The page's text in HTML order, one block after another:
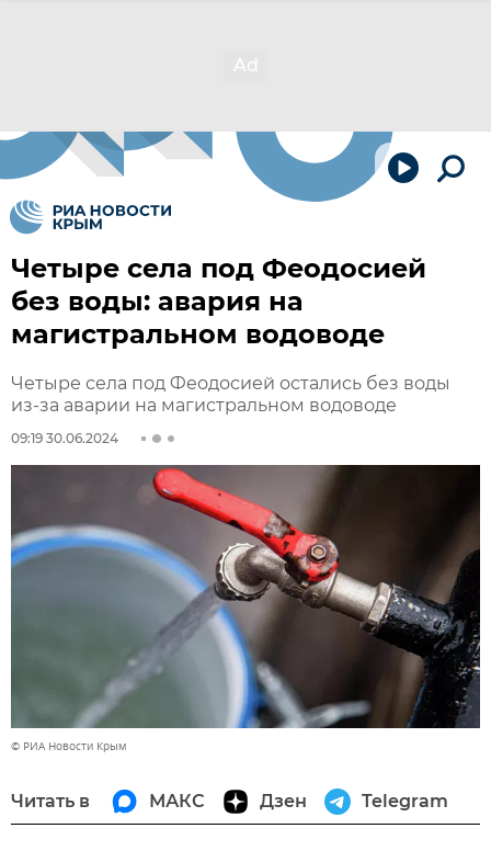
Четыре села под Феодосией
без воды: авария на
магистральном водоводе
Четыре села под Феодосией остались без воды
из-за аварии на магистральном водоводе
09:19 30.06.2024
© РИА Новости Крым
Читать в МАКС Дзен Telegram